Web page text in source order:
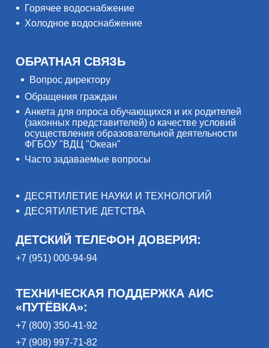
Горячее водоснабжение
Холодное водоснабжение
ОБРАТНАЯ СВЯЗЬ
Вопрос директору
Обращения граждан
Анкета для опроса обучающихся и их родителей
(законных представителей) о качестве условий
осуществления образовательной деятельности
ФГБОУ "ВДЦ "Океан"
Часто задаваемые вопросы
ДЕСЯТИЛЕТИЕ НАУКИ И ТЕХНОЛОГИЙ
ДЕСЯТИЛЕТИЕ ДЕТСТВА
ДЕТСКИЙ ТЕЛЕФОН ДОВЕРИЯ:
+7 (951) 000-94-94
ТЕХНИЧЕСКАЯ ПОДДЕРЖКА АИС
«ПУТЁВКА»:
+7 (800) 350-41-92
+7 (908) 997-71-82